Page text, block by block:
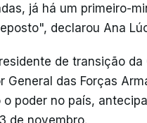
já há um primeiro-
declarou Ana
de transição da
das Forças
poder no país,
de novembro.